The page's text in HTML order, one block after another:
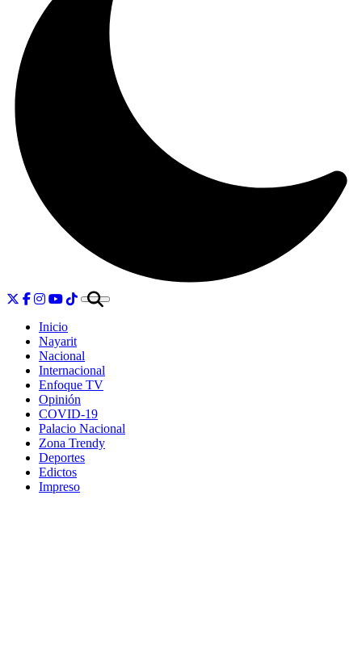
Inicio
Nayarit
Nacional
Internacional
Enfoque TV
Opinión
COVID-19
Palacio Nacional
Zona Trendy
Deportes
Edictos
Impreso